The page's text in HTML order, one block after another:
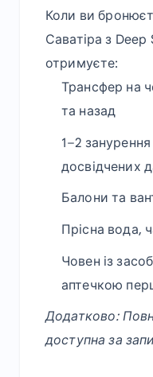
Коли ви
Саватіра з
отримуєте:
Трансфер на
та назад
1–2
досвідчених
Балони та
Прісна вода,
Човен із
аптечкою
Додатково:
доступна за